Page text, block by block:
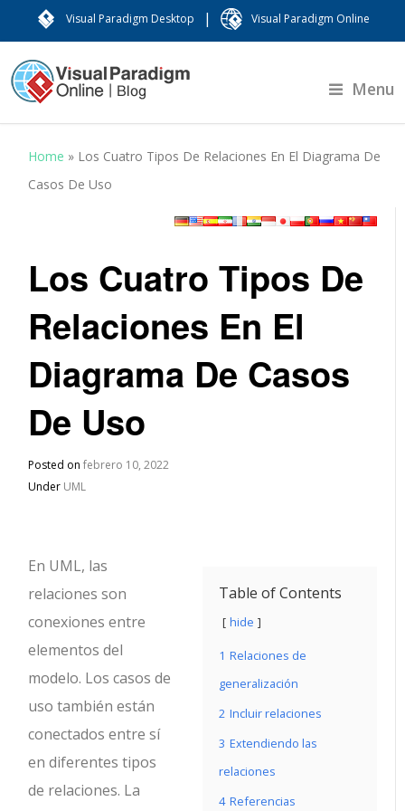
Visual Paradigm Desktop | Visual Paradigm Online
Menu
Home » Los Cuatro Tipos De Relaciones En El Diagrama De
Casos De Uso
Los Cuatro Tipos De
Relaciones En El
Diagrama De Casos
De Uso
Posted onfebrero 10, 2022
Under UML
Table of Contents
hide
1 Relaciones de
generalización
2 Incluir relaciones
3 Extendiendo las
relaciones
4 Referencias
En UML, las
relaciones son
conexiones entre
elementos del
modelo. Los casos de
uso también están
conectados entre sí
en diferentes tipos
de relaciones. La